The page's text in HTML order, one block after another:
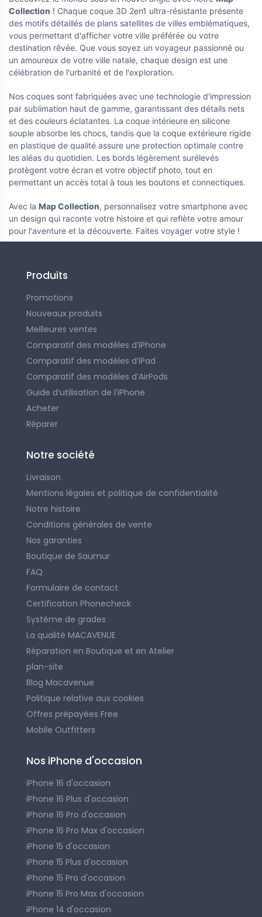
pour le moment... Indisponible pour le moment...
€
pour le moment...
17 Pro d'occasion -
garanti
pour le moment...
-829,00 €
990,00 €
Collection ! Chaque coque 3D 2en1 ultra-résistante présente
des motifs détaillés de plans satellites de villes emblématiques,
vous permettant d'afficher votre ville préférée ou votre
destination rêvée. Que vous soyez un voyageur passionné ou
un amoureux de votre ville natale, chaque design est une
célébration de l'urbanité et de l'exploration.
Nos coques sont fabriquées avec une technologie d'impression
par sublimation haut de gamme, garantissant des détails nets
et des couleurs éclatantes. La coque intérieure en silicone
souple absorbe les chocs, tandis que la coque extérieure rigide
en plastique de qualité assure une protection optimale contre
les aléas du quotidien. Les bords légèrement surélevés
protègent votre écran et votre objectif photo, tout en
permettant un accès total à tous les boutons et connectiques.
Avec la Map Collection, personnalisez votre smartphone avec
un design qui raconte votre histoire et qui reflète votre amour
pour l'aventure et la découverte. Faites voyager votre style !
Produits
Promotions
Nouveaux produits
Meilleures ventes
Comparatif des modèles d’iPhone
Comparatif des modèles d’iPad
Comparatif des modèles d’AirPods
Guide d’utilisation de l’iPhone
Acheter
Réparer
Notre société
Livraison
Mentions légales et politique de confidentialité
Notre histoire
Conditions générales de vente
Nos garanties
Boutique de Saumur
FAQ
Formulaire de contact
Certification Phonecheck
Système de grades
La qualité MACAVENUE
Réparation en Boutique et en Atelier
plan-site
Blog Macavenue
Politique relative aux cookies
Offres prépayées Free
Mobile Outfitters
Nos iPhone d'occasion
iPhone 16 d'occasion
iPhone 16 Plus d'occasion
iPhone 16 Pro d'occasion
iPhone 16 Pro Max d'occasion
iPhone 15 d'occasion
iPhone 15 Plus d'occasion
iPhone 15 Pro d'occasion
iPhone 15 Pro Max d'occasion
iPhone 14 d'occasion